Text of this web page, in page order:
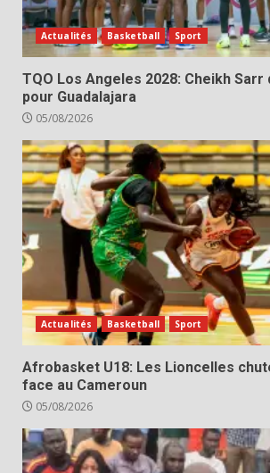
Actualités Basketball Sport
TQO Los Angeles 2028: Cheikh
pour Guadalajara
05/08/2026
Actualités Basketball Sport
Afrobasket U18: Les Lioncelles
face au Cameroun
05/08/2026